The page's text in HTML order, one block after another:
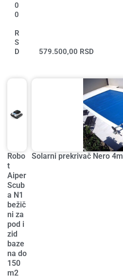
0
0
R
S
D
579.500,00 RSD
Robo
t
Aiper
Scub
a N1
bežič
ni za
pod i
zid
baze
na do
150
m2
Solarni prekrivač Nero 4m